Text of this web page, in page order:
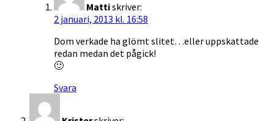
Mattiskriver:
2 januari, 2013 kl. 16:58
Dom verkade ha glömt slitet…eller uppskattade
redan medan det pågick!
🙂
Svara